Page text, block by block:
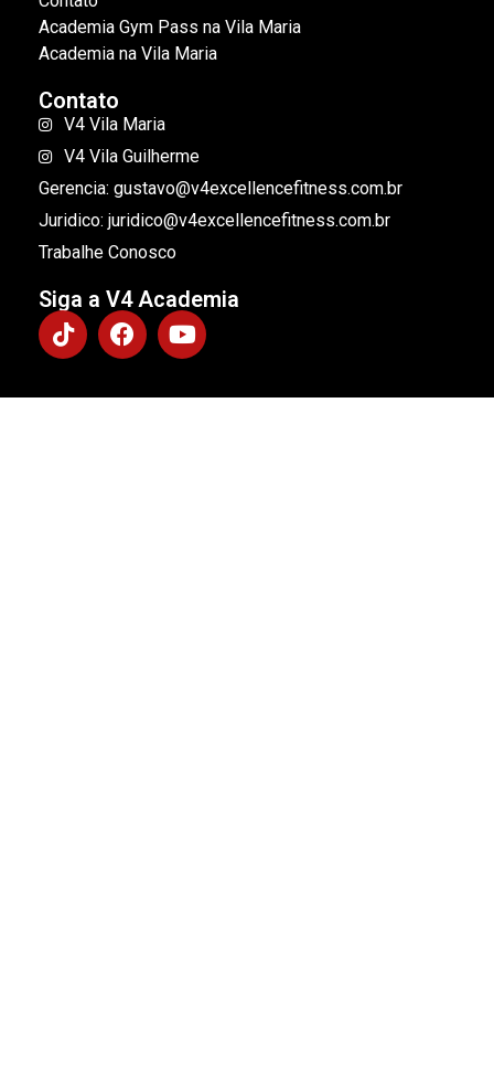
Academia Gym Pass na Vila Maria
Academia na Vila Maria
Contato
V4 Vila Maria
V4 Vila Guilherme
Gerencia: gustavo@v4excellencefitness.com.br
Juridico: juridico@v4excellencefitness.com.br
Trabalhe Conosco
Siga a V4 Academia